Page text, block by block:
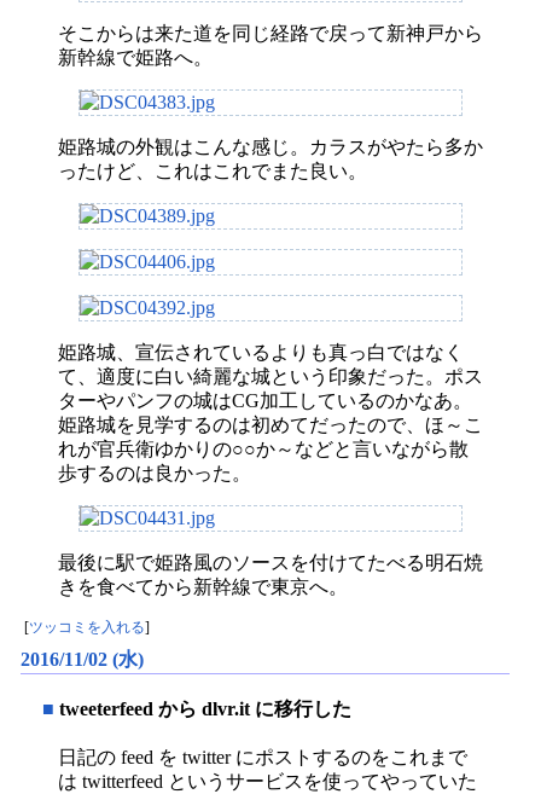
そこからは来た道を同じ経路で戻って新神戸から
新幹線で姫路へ。
姫路城の外観はこんな感じ。カラスがやたら多か
ったけど、これはこれでまた良い。
姫路城、宣伝されているよりも真っ白ではなく
て、適度に白い綺麗な城という印象だった。ポス
ターやパンフの城はCG加工しているのかなあ。
姫路城を見学するのは初めてだったので、ほ～こ
れが官兵衛ゆかりの○○か～などと言いながら散
歩するのは良かった。
最後に駅で姫路風のソースを付けてたべる明石焼
きを食べてから新幹線で東京へ。
ツッコミを入れる
2016/11/02 (水)
■ tweeterfeed から dlvr.it に移行した
日記の feed を twitter にポストするのをこれまで
は twitterfeed というサービスを使ってやっていた